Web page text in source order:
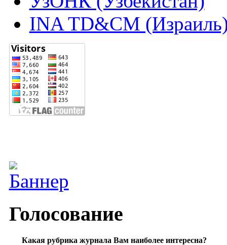
INA TD&CM
Голосование
Какая рубрика журнала Вам наиболее интересна?